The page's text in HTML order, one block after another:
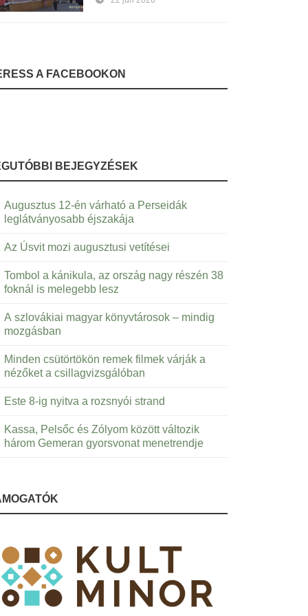
A FACEBOOKON
BEJEGYZÉSEK
Augusztus 12-én várható a Perseidák
leglátványosabb éjszakája
Az Úsvit mozi augusztusi vetítései
Tombol a kánikula, az ország nagy részén 38
foknál is melegebb lesz
A szlovákiai magyar könyvtárosok – mindig
mozgásban
Minden csütörtökön remek filmek várják a
nézőket a csillagvizsgálóban
Este 8-ig nyitva a rozsnyói strand
Kassa, Pelsőc és Zólyom között változik
három Gemeran gyorsvonat menetrendje